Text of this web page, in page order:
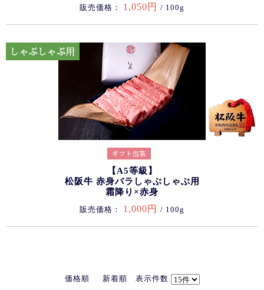
販売価格： 1,050円 / 100g
【A5等級】
松阪牛 赤身バラしゃぶしゃぶ用
霜降り×赤身
販売価格： 1,000円 / 100g
価格順 新着順 表示件数